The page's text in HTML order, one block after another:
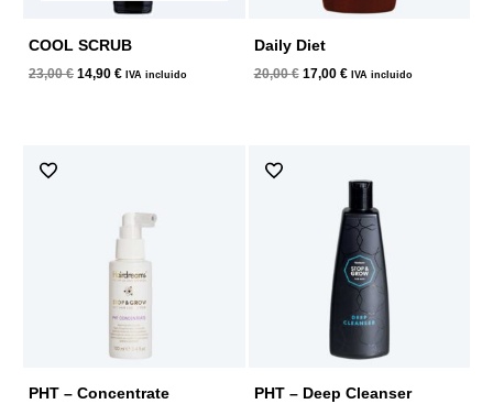
COOL SCRUB
23,00€ 14,90 € IVA incluido
Daily Diet
20,00€ 17,00 € IVA incluido
PHT – Concentrate PHT – Deep Cleanser